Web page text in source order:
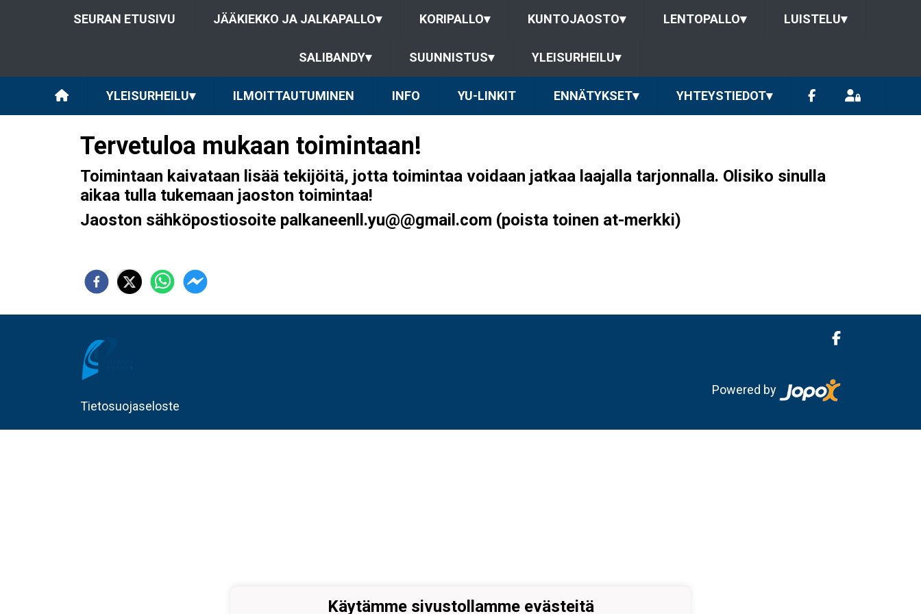
SEURAN ETUSIVU JÄÄKIEKKO JA JALKAPALLO▾ KORIPALLO▾ KUNTOJAOSTO▾ LENTOPALLO▾ LUISTELU▾
SALIBANDY▾ SUUNNISTUS▾ YLEISURHEILU▾
YLEISURHEILU▾ ILMOITTAUTUMINEN INFO YU-LINKIT ENNÄTYKSET▾ YHTEYSTIEDOT▾
Tervetuloa mukaan toimintaan!
Toimintaan kaivataan lisää tekijöitä, jotta toimintaa voidaan jatkaa laajalla tarjonnalla. Olisiko sinulla
aikaa tulla tukemaan jaoston toimintaa!
Jaoston sähköpostiosoite palkaneenll.yu@@gmail.com (poista toinen at-merkki)
Tietosuojaseloste
Powered by
Käytämme sivustollamme evästeitä